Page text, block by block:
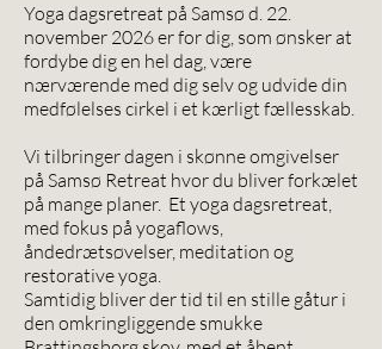
Yoga dagsretreat på Samsø d. 22.
november 2026 er for dig, som ønsker at
fordybe dig en hel dag, være
nærværende med dig selv og udvide din
medfølelses cirkel i et kærligt fællesskab.
Vi tilbringer dagen i skønne omgivelser
på Samsø Retreat hvor du bliver forkælet
på mange planer. Et yoga dagsretreat,
med fokus på yogaflows,
åndedrætsøvelser, meditation og
restorative yoga.
Samtidig bliver der tid til en stille gåtur i
den omkringliggende smukke